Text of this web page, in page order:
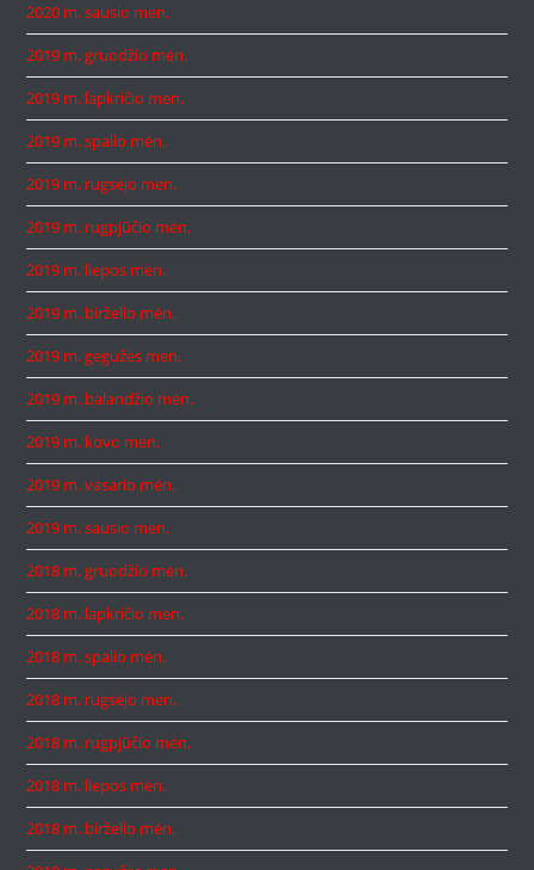
2020 m. sausio mėn.
2019 m. gruodžio mėn.
2019 m. lapkričio mėn.
2019 m. spalio mėn.
2019 m. rugsėjo mėn.
2019 m. rugpjūčio mėn.
2019 m. liepos mėn.
2019 m. birželio mėn.
2019 m. gegužės mėn.
2019 m. balandžio mėn.
2019 m. kovo mėn.
2019 m. vasario mėn.
2019 m. sausio mėn.
2018 m. gruodžio mėn.
2018 m. lapkričio mėn.
2018 m. spalio mėn.
2018 m. rugsėjo mėn.
2018 m. rugpjūčio mėn.
2018 m. liepos mėn.
2018 m. birželio mėn.